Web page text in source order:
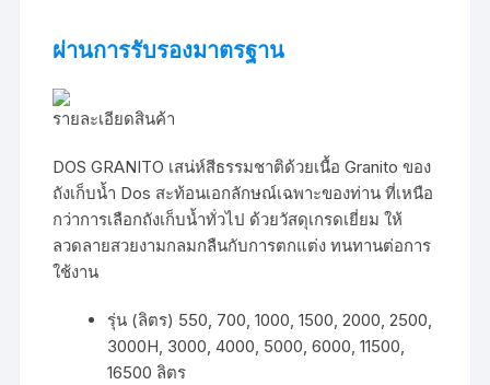
ผ่านการรับรองมาตรฐาน
รายละเอียดสินค้า
DOS GRANITO เสน่ห์สีธรรมชาติด้วยเนื้อ Granito ของ
ถังเก็บน้ำ Dos สะท้อนเอกลักษณ์เฉพาะของท่าน ที่เหนือ
กว่าการเลือกถังเก็บน้ำทั่วไป ด้วยวัสดุเกรดเยี่ยม ให้
ลวดลายสวยงามกลมกลืนกับการตกแต่ง ทนทานต่อการ
ใช้งาน
รุ่น (ลิตร) 550, 700, 1000, 1500, 2000, 2500,
3000H, 3000, 4000, 5000, 6000, 11500,
16500 ลิตร